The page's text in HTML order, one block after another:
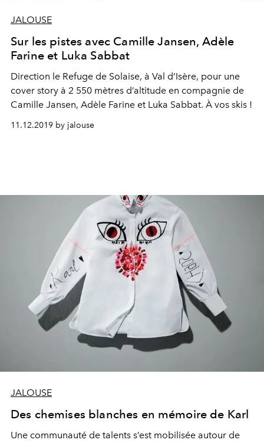
JALOUSE
Sur les pistes avec Camille Jansen, Adèle
Farine et Luka Sabbat
Direction le Refuge de Solaise, à Val d’Isère, pour une
cover story à 2 550 mètres d’altitude en compagnie de
Camille Jansen, Adèle Farine et Luka Sabbat. À vos skis !
11.12.2019 by jalouse
JALOUSE
Des chemises blanches en mémoire de Karl
Une communauté de talents s’est mobilisée autour de